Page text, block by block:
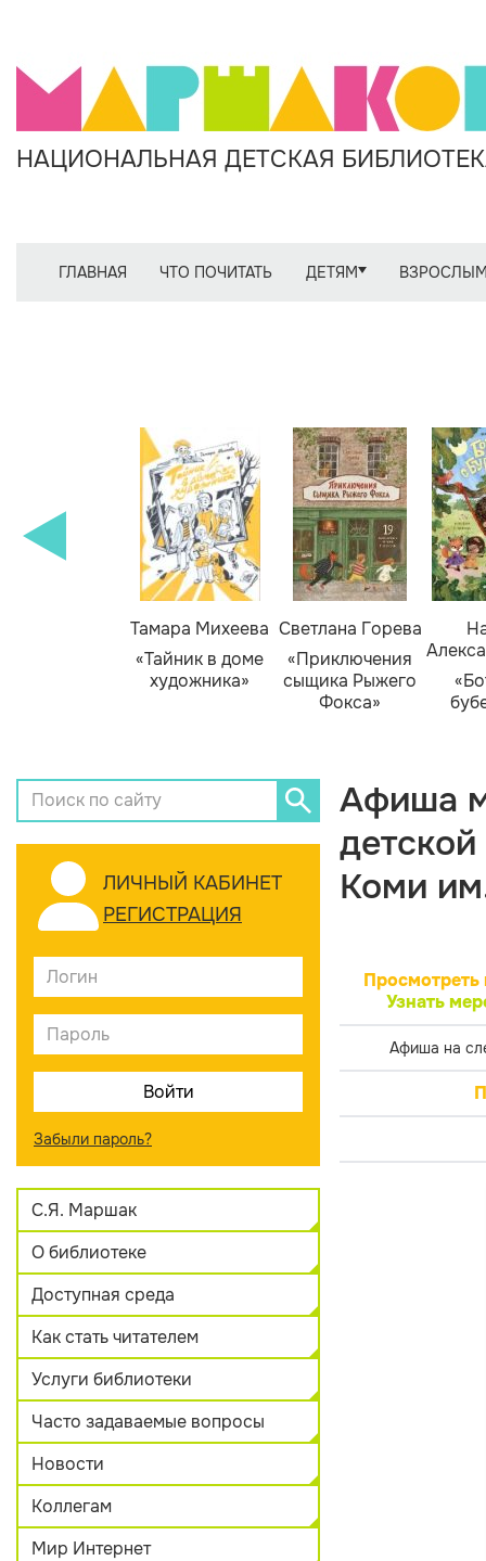
НАЦИОНАЛЬНАЯ ДЕТСКАЯ
ГЛАВНАЯ ЧТО ПОЧИТАТЬ ДЕТЯМ
Тамара Михеева
«Тайник в доме
художника»
Светлана Горева
«Приключения
сыщика Рыжего
Фокса»
ЛИЧНЫЙ КАБИНЕТ
РЕГИСТРАЦИЯ
Забыли пароль?
С.Я. Маршак
О библиотеке
Доступная среда
Как стать читателем
Услуги библиотеки
Часто задаваемые вопросы
Новости
Коллегам
Мир Интернет
Афиша
Коми
Просмотреть
Узнать
Афиша на